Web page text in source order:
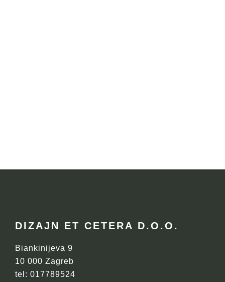
FOOTER
DIZAJN ET CETERA D.O.O.
Biankinijeva 9
10 000 Zagreb
tel: 017789524